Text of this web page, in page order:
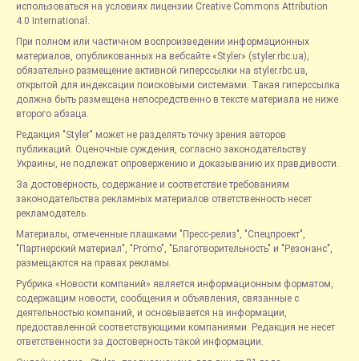
использоваться на условиях лицензии Creative Commons Attribution
4.0 International.
При полном или частичном воспроизведении информационных
материалов, опубликованных на вебсайте «Styler» (styler.rbc.ua),
обязательно размещение активной гиперссылки на styler.rbc.ua,
открытой для индексации поисковыми системами. Такая гиперссылка
должна быть размещена непосредственно в тексте материала не ниже
второго абзаца.
Редакция "Styler" может не разделять точку зрения авторов
публикаций. Оценочные суждения, согласно законодательству
Украины, не подлежат опровержению и доказыванию их правдивости.
За достоверность, содержание и соответствие требованиям
законодательства рекламных материалов ответственность несет
рекламодатель.
Материалы, отмеченные плашками "Пресс-релиз", "Спецпроект",
"Партнерский материал", "Promo", "Благотворительность" и "Резонанс",
размещаются на правах рекламы.
Рубрика «Новости компаний» является информационным форматом,
содержащим новости, сообщения и объявления, связанные с
деятельностью компаний, и основывается на информации,
предоставленной соответствующими компаниями. Редакция не несет
ответственности за достоверность такой информации.